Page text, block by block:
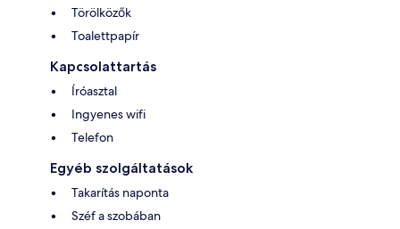
Törölközők
Toalettpapír
Kapcsolattartás
Íróasztal
Ingyenes wifi
Telefon
Egyéb szolgáltatások
Takarítás naponta
Széf a szobában